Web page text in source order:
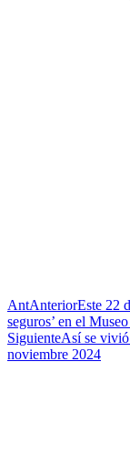
AntAnteriorEste 22
seguros’ en el
SiguienteAsí se
noviembre 2024